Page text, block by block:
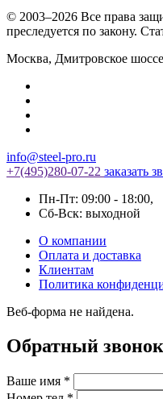
© 2003–2026 Все права
преследуется по закону.
Москва, Дмитровское
info@steel-pro.ru
+7(495)280-07-22 заказать
Пн-Пт: 09:00 - 18:00,
Cб-Вск: выходной
О компании
Оплата и доставка
Клиентам
Политика
Веб-форма не найдена.
Обратный звонок
Ваше имя *